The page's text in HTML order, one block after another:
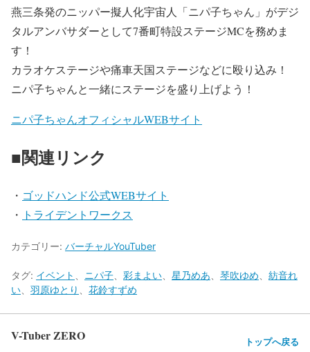
燕三条発のニッパー擬人化宇宙人「ニパ子ちゃん」がデジ
タルアンバサダーとして7番町特設ステージMCを務めま
す！
カラオケステージや痛車天国ステージなどに殴り込み！
ニパ子ちゃんと一緒にステージを盛り上げよう！
ニパ子ちゃんオフィシャルWEBサイト
■関連リンク
・ ゴッドハンド公式WEBサイト
・ トライデントワークス
カテゴリー: バーチャルYouTuber
タグ: イベント ニパ子 彩まよい 星乃めあ 琴吹ゆめ
紡音れ
い
羽原ゆとり 花鈴すずめ
V-Tuber ZERO トップへ戻る